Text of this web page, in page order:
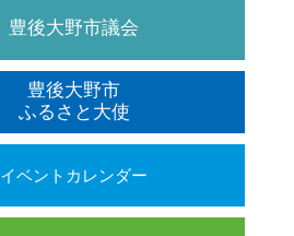
豊後大野市議会
豊後大野市
ふるさと大使
イベントカレンダー